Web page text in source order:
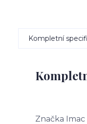
Kompletní
Značka